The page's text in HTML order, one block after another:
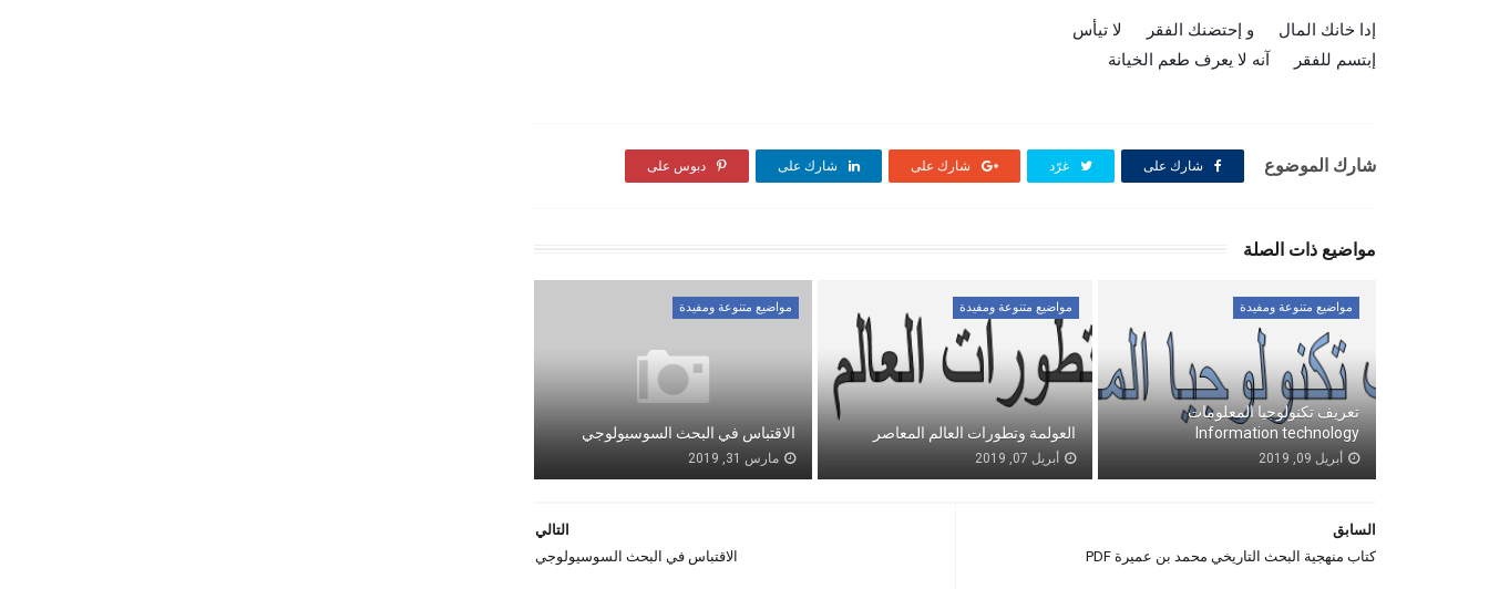
إدا خانك المال و إحتضنك الفقر
لا تيأس
إبتسم للفقر
آنه لا يعرف طعم الخيانة
شارك الموضوع شارك على غرّد شارك على شارك على دبوس على
مواضيع ذات الصلة
مواضيع متنوعة ومفيدة
تعريف تكنولوجيا المعلومات
Information technology
أبريل 09, 2019
مواضيع متنوعة ومفيدة
العولمة وتطورات العالم المعاصر
أبريل 07, 2019
مواضيع متنوعة ومفيدة
الاقتباس في البحث السوسيولوجي
مارس 31, 2019
التالي
الاقتباس في البحث السوسيولوجي
السابق
كتاب منهجية البحث التاريخي محمد بن عميرة PDF